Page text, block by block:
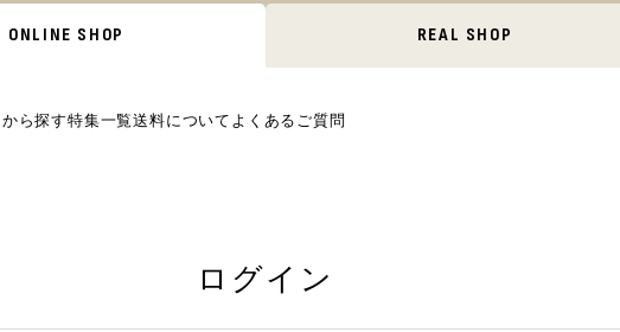
ONLINE SHOP REAL SHOP
ら探す特集一覧送料について よくあるご質問
ログイン